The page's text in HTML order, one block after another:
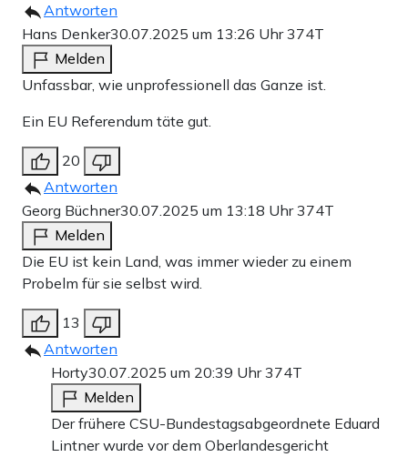
Antworten
Hans Denker30.07.2025 um 13:26 Uhr374T
Melden
Unfassbar, wie unprofessionell das Ganze ist.
Ein EU Referendum täte gut.
20
Antworten
Georg Büchner30.07.2025 um 13:18 Uhr374T
Melden
Die EU ist kein Land, was immer wieder zu einem
Probelm für sie selbst wird.
13
Antworten
Horty30.07.2025 um 20:39 Uhr374T
Melden
Der frühere CSU-Bundestagsabgeordnete Eduard
Lintner wurde vor dem Oberlandesgericht